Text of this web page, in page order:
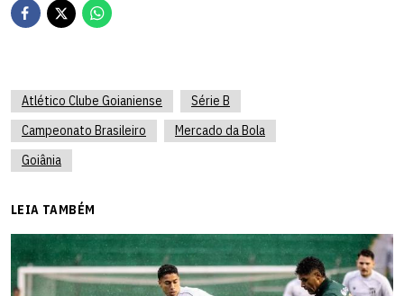
Atlético Clube Goianiense
Série B
Campeonato Brasileiro
Mercado da Bola
Goiânia
LEIA TAMBÉM